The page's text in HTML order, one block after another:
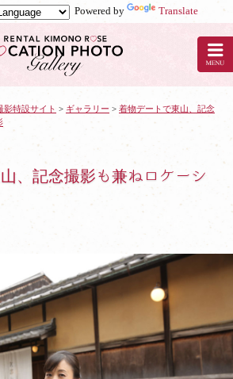
Powered by
Translate
影特設サイト > ギャラリー > 着物デートで東山、記念
、記念撮影も兼ねロケーシ